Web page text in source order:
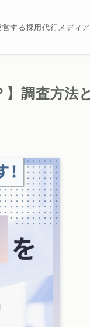
する採用代行メディ
】調査方法